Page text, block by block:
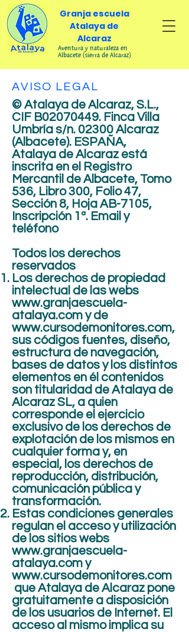
Granja escuela
Atalaya de
Alcaraz
Aventura y naturaleza en
Albacete (sierra de Alcaraz)
AVISO LEGAL
© Atalaya de Alcaraz, S.L.,
CIF B02070449. Finca Villa
Umbría s/n. 02300 Alcaraz
(Albacete). ESPAÑA,
Atalaya de Alcaraz está
inscrita en el Registro
Mercantil de Albacete, Tomo
536, Libro 300, Folio 47,
Sección 8, Hoja AB-7105,
Inscripción 1ª. Email y
teléfono
Todos los derechos
reservados
Los derechos de propiedad
intelectual de las webs
www.granjaescuela-
atalaya.comy de
www.cursodemonitores.com,
sus códigos fuentes, diseño,
estructura de navegación,
bases de datos y los distintos
elementos en él contenidos
son titularidad de Atalaya de
Alcaraz SL, a quien
corresponde el ejercicio
exclusivo de los derechos de
explotación de los mismos en
cualquier forma y, en
especial, los derechos de
reproducción, distribución,
comunicación pública y
transformación.
Estas condiciones generales
regulan el acceso y utilización
de los sitios webs
www.granjaescuela-
atalaya.comy
www.cursodemonitores.com
que Atalaya de Alcaraz pone
gratuitamente a disposición
de los usuarios de Internet. El
acceso al mismo implica su